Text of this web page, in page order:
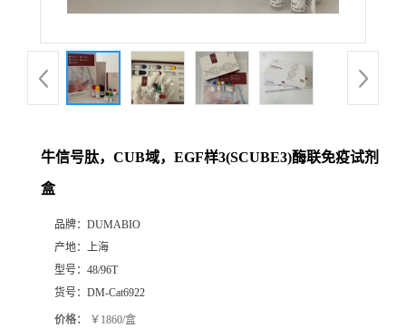
品
牛信号肽，CUB域，EGF样3(SCUBE3)酶联免疫试剂
盒
品牌： DUMABIO
产地： 上海
型号： 48/96T
货号： DM-Cat6922
价格： ￥1860/盒